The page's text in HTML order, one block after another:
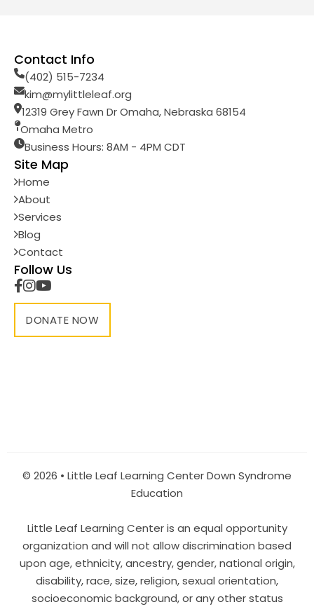
Contact Info
(402) 515-7234
kim@mylittleleaf.org
12319 Grey Fawn Dr Omaha, Nebraska 68154
Omaha Metro
Business Hours: 8AM - 4PM CDT
Site Map
Home
About
Services
Blog
Contact
Follow Us
DONATE NOW
© 2026 • Little Leaf Learning Center Down Syndrome
Education
Little Leaf Learning Center is an equal opportunity
organization and will not allow discrimination based
upon age, ethnicity, ancestry, gender, national origin,
disability, race, size, religion, sexual orientation,
socioeconomic background, or any other status